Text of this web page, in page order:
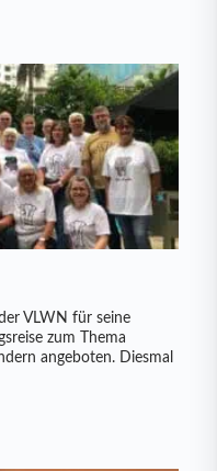
VLWN für seine
zum Thema
angeboten. Diesmal